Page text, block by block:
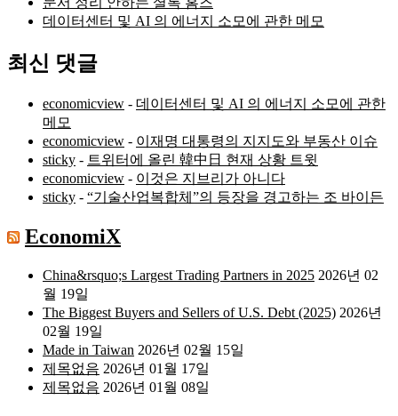
데이터센터 및 AI 의 에너지 소모에 관한 메모
최신 댓글
economicview - 데이터센터 및 AI 의 에너지 소모에 관한
메모
economicview - 이재명 대통령의 지지도와 부동산 이슈
sticky - 트위터에 올린 韓中日 현재 상황 트윗
economicview - 이것은 지브리가 아니다
sticky - “기술산업복합체”의 등장을 경고하는 조 바이든
EconomiX
China&rsquo;s Largest Trading Partners in 2025 2026년 02
월 19일
The Biggest Buyers and Sellers of U.S. Debt (2025) 2026년
02월 19일
Made in Taiwan 2026년 02월 15일
제목없음 2026년 01월 17일
제목없음 2026년 01월 08일